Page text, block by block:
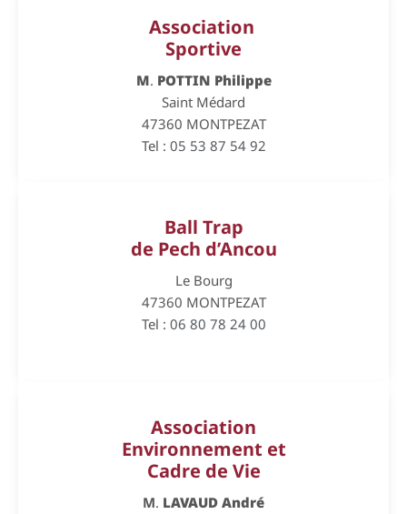
Association
Sportive
M. POTTIN Philippe
Saint Médard
47360 MONTPEZAT
Tel : 05 53 87 54 92
Ball Trap
de Pech d’Ancou
Le Bourg
47360 MONTPEZAT
Tel : 06 80 78 24 00
Association
Environnement et
Cadre de Vie
M. LAVAUD André